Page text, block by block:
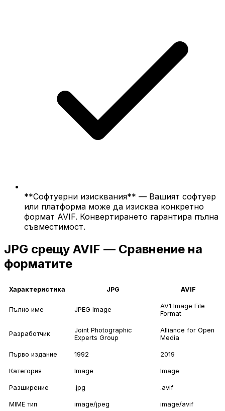
**Софтуерни изисквания** — Вашият софтуер
или платформа може да изисква конкретно
формат AVIF. Конвертирането гарантира пълна
съвместимост.
JPG срещу AVIF — Сравнение на
форматите
Характеристика JPG AVIF
Пълно име JPEG Image
AV1 Image File
Format
Разработчик
Joint Photographic
Experts Group
Alliance for Open
Media
Първо издание 1992 2019
Категория Image Image
Разширение .jpg .avif
MIME тип image/jpeg image/avif